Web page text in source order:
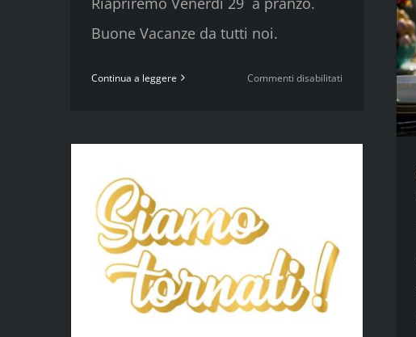
Buone Vacanze da tutti noi.
Continua a leggere Commenti disabilitati